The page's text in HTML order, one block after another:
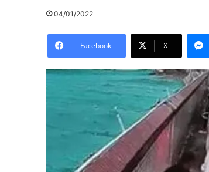
04/01/2022
Facebook X